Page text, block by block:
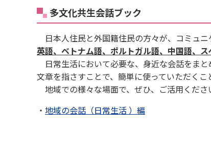
多文化共生会話ブック
日本人住民と外国籍住民の方々が、コミュ
英語、ベトナム語、ポルトガル語、中国語、ス
日常生活において必要な、身近な会話をま
文章を指さすことで、簡単に使っていただくこ
地域での様々な場面で、ぜひ、ご活用くださ
・ 地域の会話（日常生活 ）編